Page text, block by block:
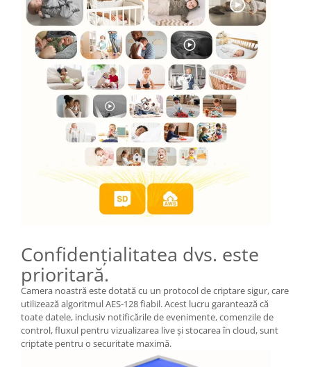
Confidențialitatea dvs. este
prioritară.
Camera noastră este dotată cu un protocol de criptare sigur, care
utilizează algoritmul AES-128 fiabil. Acest lucru garantează că
toate datele, inclusiv notificările de evenimente, comenzile de
control, fluxul pentru vizualizarea live și stocarea în cloud, sunt
criptate pentru o securitate maximă.